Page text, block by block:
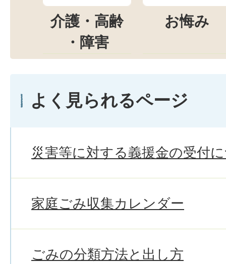
介護・高齢
・障害
お悔み
よく見られるページ
災害等に対する義援金の受付
家庭ごみ収集カレンダー
ごみの分類方法と出し方